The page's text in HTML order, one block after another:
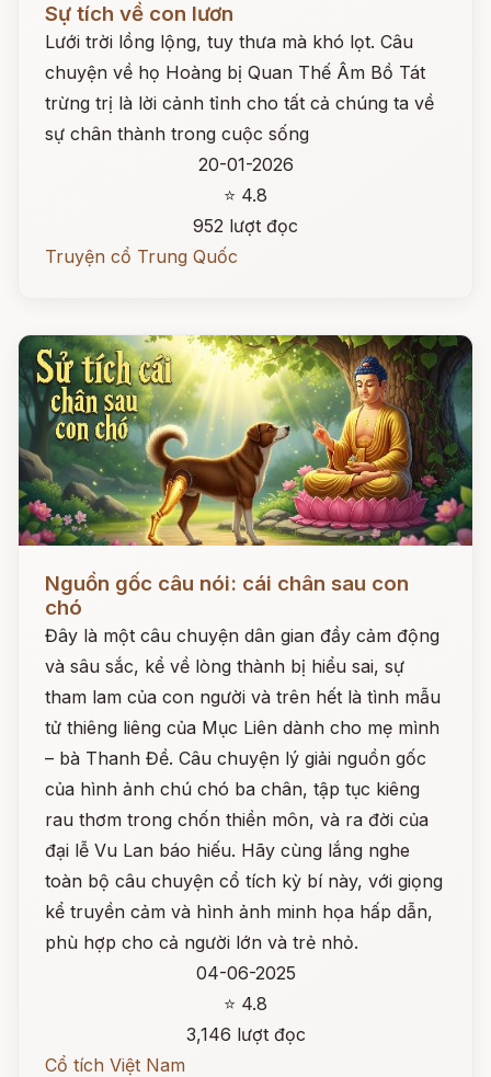
Sự tích về con lươn
Lưới trời lồng lộng, tuy thưa mà khó lọt. Câu
chuyện về họ Hoàng bị Quan Thế Âm Bồ Tát
trừng trị là lời cảnh tỉnh cho tất cả chúng ta về
sự chân thành trong cuộc sống
20-01-2026
⭐ 4.8
952 lượt đọc
Truyện cổ Trung Quốc
Đọc ngay
Nguồn gốc câu nói: cái chân sau con
chó
Đây là một câu chuyện dân gian đầy cảm động
và sâu sắc, kể về lòng thành bị hiểu sai, sự
tham lam của con người và trên hết là tình mẫu
tử thiêng liêng của Mục Liên dành cho mẹ mình
– bà Thanh Đề. Câu chuyện lý giải nguồn gốc
của hình ảnh chú chó ba chân, tập tục kiêng
rau thơm trong chốn thiền môn, và ra đời của
đại lễ Vu Lan báo hiếu. Hãy cùng lắng nghe
toàn bộ câu chuyện cổ tích kỳ bí này, với giọng
kể truyền cảm và hình ảnh minh họa hấp dẫn,
phù hợp cho cả người lớn và trẻ nhỏ.
04-06-2025
⭐ 4.8
3,146 lượt đọc
Cổ tích Việt Nam